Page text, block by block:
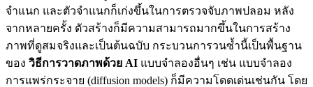
จำแนก และตัวจำแนกก็เก่งขึ้นในการตรวจจับภาพปลอม หลัง
จากหลายครั้ง ตัวสร้างก็มีความสามารถมากขึ้นในการสร้าง
ภาพที่ดูสมจริงและเป็นต้นฉบับ กระบวนการวนซ้ำนี้เป็นพื้นฐาน
ของ วิธีการวาดภาพด้วย AI แบบจำลองอื่นๆ เช่น แบบจำลอง
การแพร่กระจาย (diffusion models) ก็มีความโดดเด่นเช่นกัน โดย